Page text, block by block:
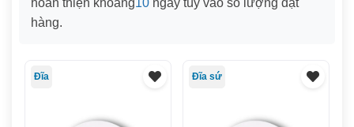
hoàn thiện khoảng10 ngày tùy vào số lượng đặt
hàng.
Đĩa Đĩa sứ